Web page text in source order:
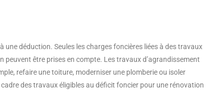
une déduction. Seules les charges foncières liées à des travaux
peuvent être prises en compte. Les travaux d’agrandissement
refaire une toiture, moderniser une plomberie ou isoler
des travaux éligibles au déficit foncier pour une rénovation